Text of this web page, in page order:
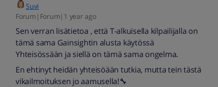
Suvi
Forum|Forum|1 year ago
Sen verran lisätietoa , että T-alkuisella kilpailijalla on
tämä sama Gainsightin alusta käytössä
Yhteisössään ja siellä on tämä sama ongelma.
En ehtinyt heidän yhteisöään tutkia, mutta tein tästä
vikailmoituksen jo aamusella!🔧